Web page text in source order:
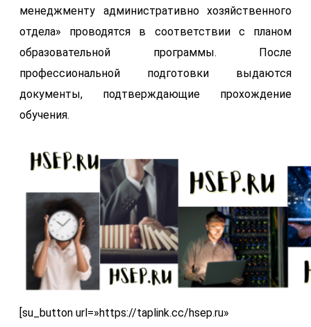
менеджменту административно хозяйственного
отдела» проводятся в соответствии с планом
образовательной программы. После
профессиональной подготовки выдаются
документы, подтверждающие прохождение
обучения.
[su_button url=»https://taplink.cc/hsep.ru»